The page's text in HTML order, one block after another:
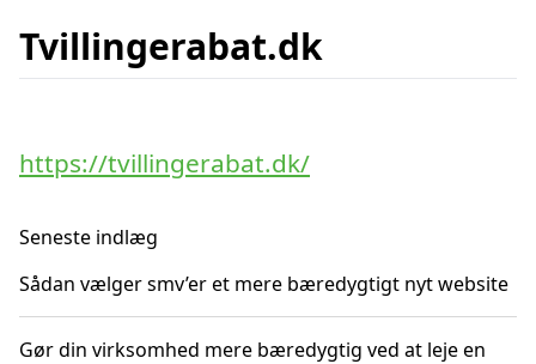
Tvillingerabat.dk
https://tvillingerabat.dk/
Seneste indlæg
Sådan vælger smv’er et mere bæredygtigt nyt website
Gør din virksomhed mere bæredygtig ved at leje en